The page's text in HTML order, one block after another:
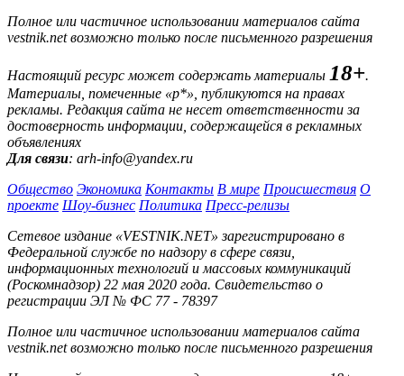
Полное или частичное использовании материалов сайта
vestnik.net возможно только после письменного разрешения
Настоящий ресурс может содержать материалы 18+.
Материалы, помеченные «р*», публикуются на правах
рекламы. Редакция сайта не несет ответственности за
достоверность информации, содержащейся в рекламных
объявлениях
Для связи: arh-info@yandex.ru
Общество Экономика Контакты В мире Происшествия О
проекте Шоу-бизнес Политика Пресс-релизы
Сетевое издание «VESTNIK.NET» зарегистрировано в
Федеральной службе по надзору в сфере связи,
информационных технологий и массовых коммуникаций
(Роскомнадзор) 22 мая 2020 года. Свидетельство о
регистрации ЭЛ № ФС 77 - 78397
Полное или частичное использовании материалов сайта
vestnik.net возможно только после письменного разрешения